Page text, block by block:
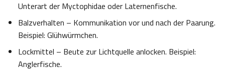
Unterart der Myctophidae oder Laternenfische.
Balzverhalten – Kommunikation vor und nach der Paarung.
Beispiel: Glühwürmchen.
Lockmittel – Beute zur Lichtquelle anlocken. Beispiel:
Anglerfische.